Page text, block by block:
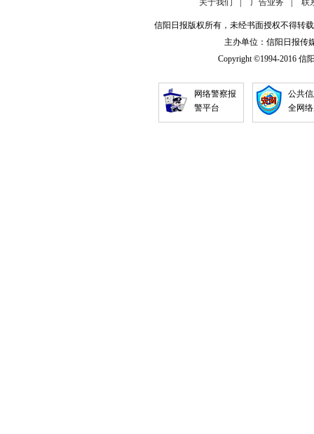
关于我们 广告业务 联
信阳日报版权所有，未经书面授权不得转
主办单位：信阳日报传
Copyright ©1994-2016 信
网络警察报
警平台
公共
全网